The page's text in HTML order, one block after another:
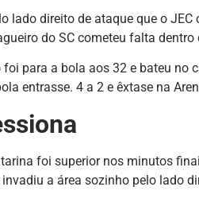
lado direito de ataque que o
do SC cometeu falta dentro
para a bola aos 32 e bateu no
entrasse. 4 a 2 e êxtase na
foi superior nos minutos
a área sozinho pelo lado